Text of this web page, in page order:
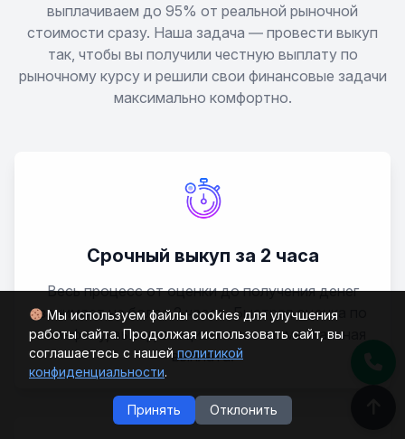
Мы используем файлы cookies для улучшения
работы сайта. Продолжая использовать сайт, вы
соглашаетесь с нашей политикой
конфиденциальности.
Принять Отклонить
GR Yaris
GR86
Kluger
Land Cruiser 100
Land Cruiser 200
выплачиваем до 95% от реальной рыночной
стоимости сразу. Наша задача — провести выкуп
так, чтобы вы получили честную выплату по
рыночному курсу и решили свои финансовые задачи
максимально комфортно.
Срочный выкуп за 2 часа
Весь процесс от оценки до получения денег
занимает не более 2 часов. Быстрая оценка по
телефону, выезд специалиста и моментальная
выплата.